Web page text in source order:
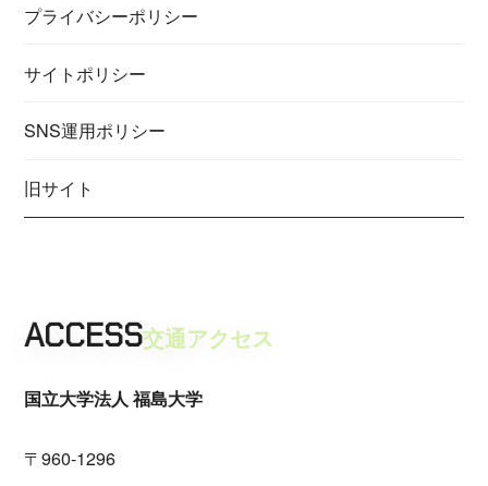
プライバシーポリシー
サイトポリシー
SNS運用ポリシー
旧サイト
ACCESS交通アクセス
国立大学法人 福島大学
〒960-1296